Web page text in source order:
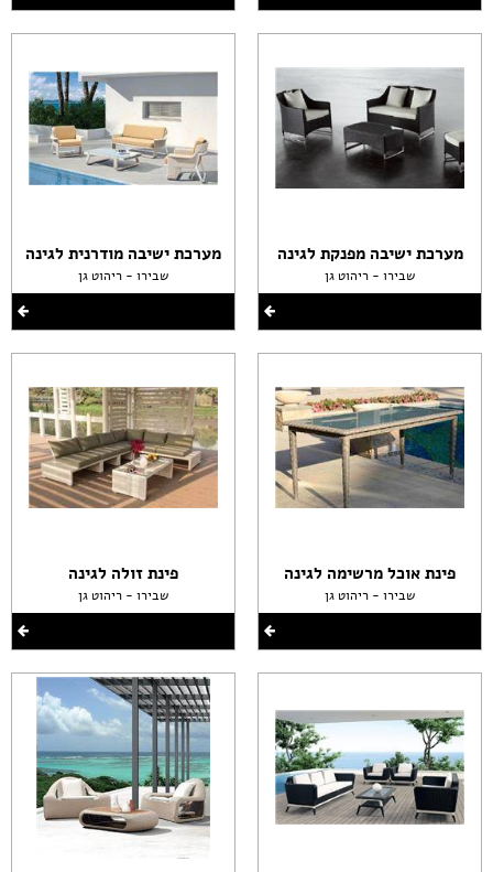
מערכת ישיבה מפנקת לגינה
שבירו - ריהוט גן
פינת אוכל מרשימה לגינה
שבירו - ריהוט גן
מערכת ישיבה מודרנית לגינה
שבירו - ריהוט גן
פינת זולה לגינה
שבירו - ריהוט גן